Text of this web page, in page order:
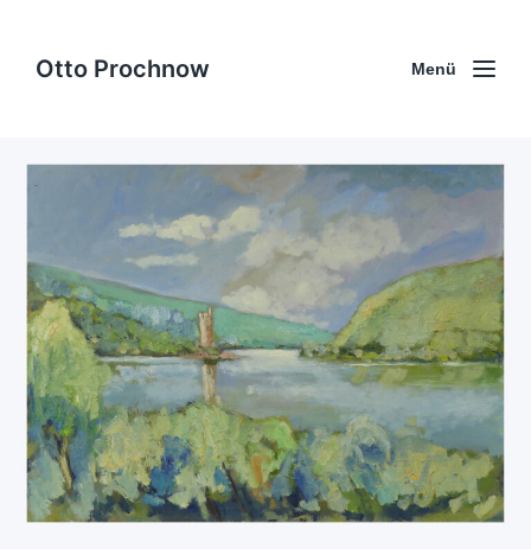
Otto Prochnow Menü